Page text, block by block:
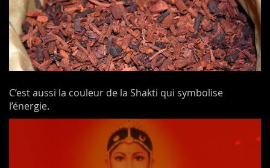
C’est aussi la couleur de la Shakti qui symbolise
l’énergie.